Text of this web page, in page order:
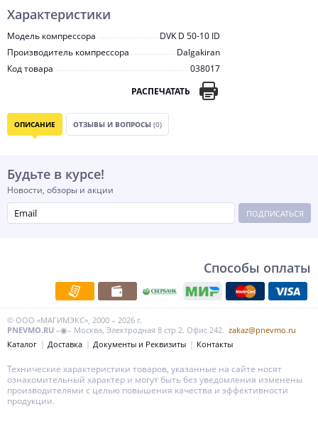
Характеристики
Модель компрессора
DVK D 50-10 ID
Производитель компрессора
Dalgakiran
Код товара
038017
РАСПЕЧАТАТЬ
ОПИСАНИЕ ОТЗЫВЫ И ВОПРОСЫ (0)
Будьте в курсе!
Новости, обзоры и акции
ПОДПИСАТЬСЯ
Способы оплаты
© ООО «МАГИМЭКС», 2000 – 2026 г.
PNEVMO.RU –◉– Москва, Электродная 8 стр 2. Офис 242. zakaz@pnevmo.ru
Каталог
Доставка Документы и Реквизиты Контакты
Технические характеристики товаров, указанные на сайте носят
ознакомительный характер и могут быть без уведомления изменены
производителями с целью повышения качества и эффективности
продукции.